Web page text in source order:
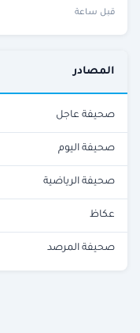
قبل ساعة
المصادر
صحيفة عاجل
صحيفة اليوم
صحيفة الرياضية
عكاظ
صحيفة المرصد